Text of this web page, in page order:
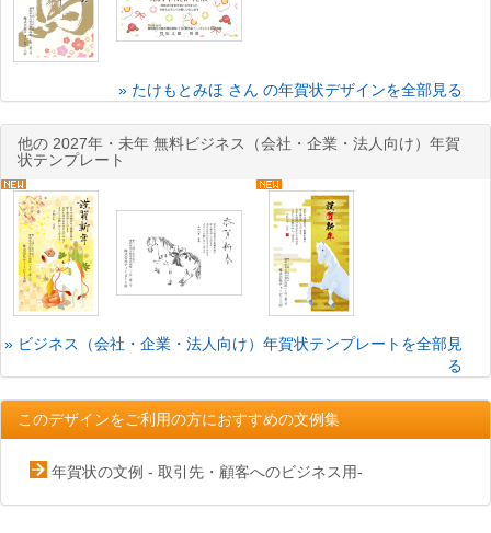
» たけもとみほ さん の年賀状デザインを全部見る
他の 2027年・未年 無料ビジネス（会社・企業・法人向け）年賀
状テンプレート
» ビジネス（会社・企業・法人向け）年賀状テンプレートを全部見
る
このデザインをご利用の方におすすめの文例集
年賀状の文例 - 取引先・顧客へのビジネス用-